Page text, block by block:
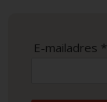
E-mailadres *